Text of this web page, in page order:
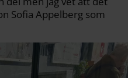
Sofia Appelberg som